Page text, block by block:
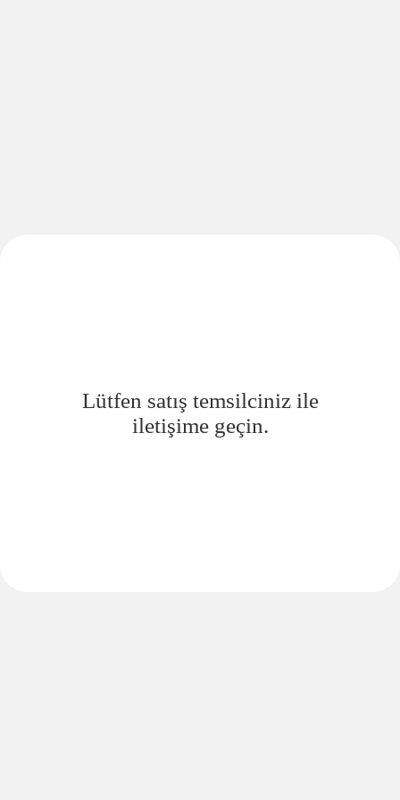
Lütfen satış temsilciniz ile
iletişime geçin.